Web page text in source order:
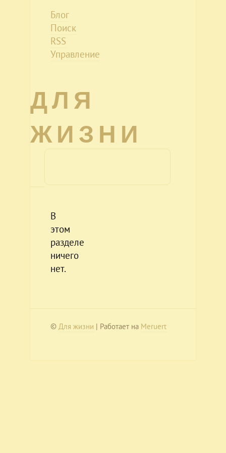
Блог
Поиск
RSS
Управление
ДЛЯ
ЖИЗНИ
В
этом
разделе
ничего
нет.
© Для жизни | Работает на Meruert